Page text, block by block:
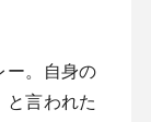
ー。自身の
言われた